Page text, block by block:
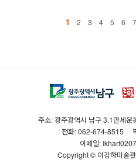
1 2 3 4 5 6 7
주소: 광주광역시 남구 3.1만세
전화: 062-674-8515
이메일:
Copyright © 이강하미술